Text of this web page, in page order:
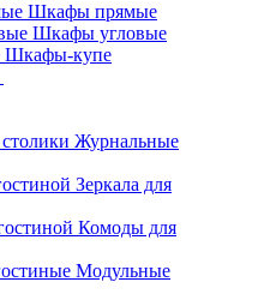
Шкафы прямые
Шкафы угловые
Шкафы-купе
Журнальные
Зеркала для
Комоды для
Модульные